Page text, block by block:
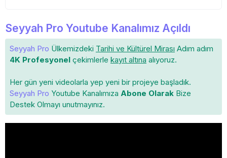
Seyyah Pro Youtube Kanalımız Açıldı
Seyyah Pro Ülkemizdeki Tarihi ve Kültürel Mirası Adım adım
4K Profesyonel çekimlerle kayıt altına alıyoruz.
Her gün yeni videolarla yep yeni bir projeye başladık.
Seyyah Pro Youtube Kanalımıza Abone Olarak Bize
Destek Olmayı unutmayınız.